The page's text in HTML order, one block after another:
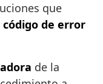
que
de error
de la